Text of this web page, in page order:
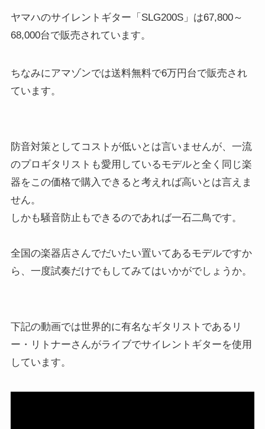
ヤマハのサイレントギター「SLG200S」は67,800～
68,000台で販売されています。
ちなみにアマゾンでは送料無料で6万円台で販売され
ています。
防音対策としてコストが低いとは言いませんが、一流
のプロギタリストも愛用しているモデルと全く同じ楽
器をこの価格で購入できると考えれば高いとは言えま
せん。
しかも騒音防止もできるのであれば一石二鳥です。
全国の楽器店さんでだいたい置いてあるモデルですか
ら、一度試奏だけでもしてみてはいかがでしょうか。
下記の動画では世界的に有名なギタリストであるリ
ー・リトナーさんがライブでサイレントギターを使用
しています。